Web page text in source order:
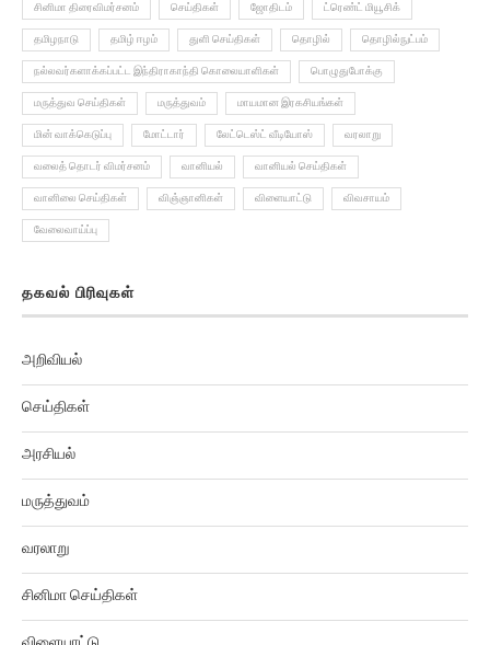
தமிழநாடு தமிழ் ஈழம் துளி செய்திகள் தொழில் தொழில்நுட்பம்
நல்லவர்களாக்கப்பட்ட இந்திராகாந்தி கொலையாளிகள் பொழுதுபோக்கு
மருத்துவ செய்திகள் மருத்துவம் மாயமான இரகசியங்கள்
மின் வாக்கெடுப்பு மோட்டார் லேட்டெஸ்ட் வீடியோஸ் வரலாறு
வலைத் தொடர் விமர்சனம் வானியல் வானியல் செய்திகள்
வானிலை செய்திகள் விஞ்ஞானிகள் விளையாட்டு விவசாயம்
வேலைவாய்ப்பு
செய்திகள்
அரசியல்
மருத்துவம்
வரலாறு
சினிமா செய்திகள்
விளையாட்டு